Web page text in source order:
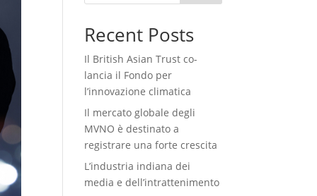
Recent Posts
Il British Asian Trust co-
lancia il Fondo per
l’innovazione climatica
Il mercato globale degli
MVNO è destinato a
registrare una forte crescita
L’industria indiana dei
media e dell’intrattenimento